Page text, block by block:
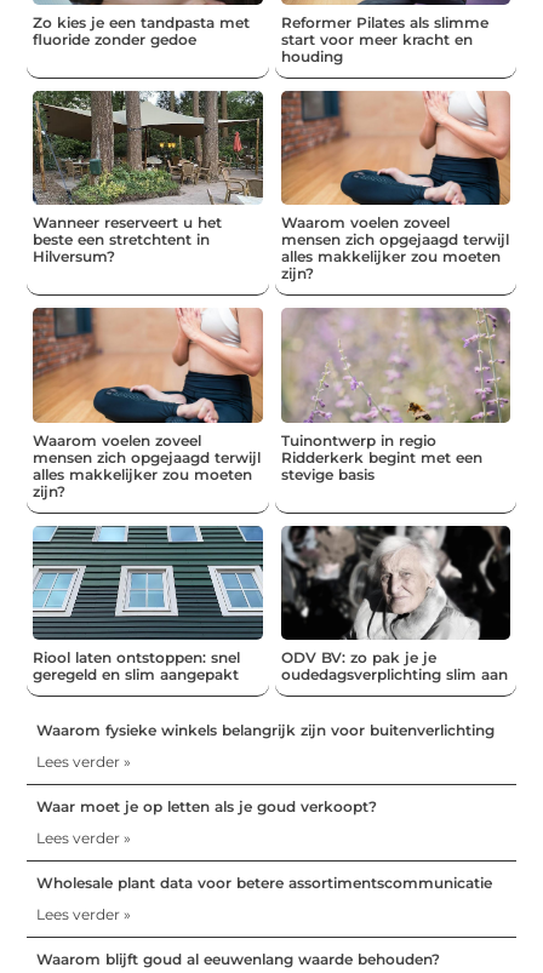
Zo kies je een tandpasta met
fluoride zonder gedoe
Reformer Pilates als slimme
start voor meer kracht en
houding
Wanneer reserveert u het
beste een stretchtent in
Hilversum?
Waarom voelen zoveel
mensen zich opgejaagd terwijl
alles makkelijker zou moeten
zijn?
Waarom voelen zoveel
mensen zich opgejaagd terwijl
alles makkelijker zou moeten
zijn?
Tuinontwerp in regio
Ridderkerk begint met een
stevige basis
Riool laten ontstoppen: snel
geregeld en slim aangepakt
ODV BV: zo pak je je
oudedagsverplichting slim aan
Waarom fysieke winkels belangrijk zijn voor buitenverlichting
Lees verder »
Waar moet je op letten als je goud verkoopt?
Lees verder »
Wholesale plant data voor betere assortimentscommunicatie
Lees verder »
Waarom blijft goud al eeuwenlang waarde behouden?